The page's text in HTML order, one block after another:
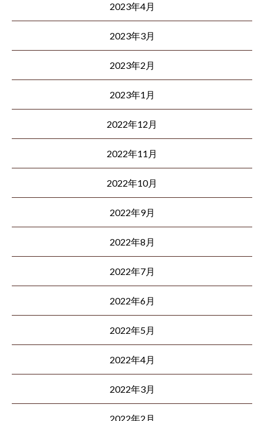
2023年4月
2023年3月
2023年2月
2023年1月
2022年12月
2022年11月
2022年10月
2022年9月
2022年8月
2022年7月
2022年6月
2022年5月
2022年4月
2022年3月
2022年2月